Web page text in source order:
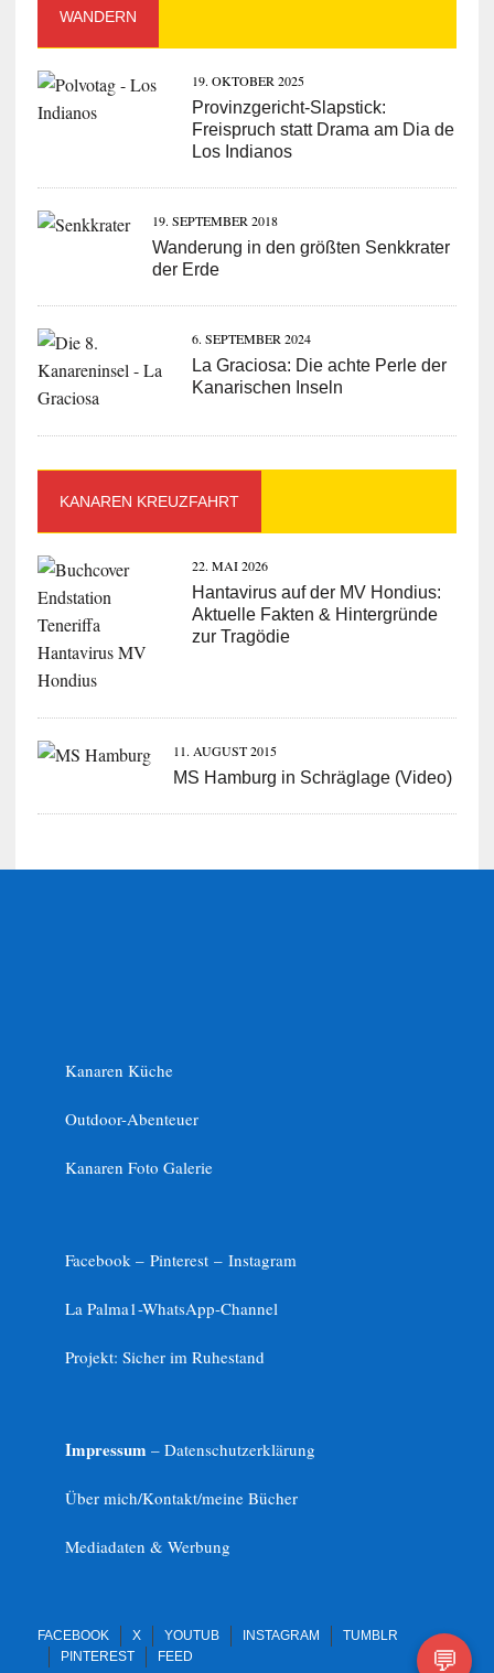
WANDERN
19. OKTOBER 2025
Provinzgericht-Slapstick:
Freispruch statt Drama am Dia de
Los Indianos
19. SEPTEMBER 2018
Wanderung in den größten Senkkrater
der Erde
6. SEPTEMBER 2024
La Graciosa: Die achte Perle der
Kanarischen Inseln
KANAREN KREUZFAHRT
22. MAI 2026
Hantavirus auf der MV Hondius:
Aktuelle Fakten & Hintergründe
zur Tragödie
11. AUGUST 2015
MS Hamburg in Schräglage (Video)
Kanaren Küche
Outdoor-Abenteuer
Kanaren Foto Galerie
Facebook – Pinterest – Instagram
La Palma1-WhatsApp-Channel
Projekt: Sicher im Ruhestand
Impressum – Datenschutzerklärung
Über mich/Kontakt/meine Bücher
Mediadaten & Werbung
FACEBOOK X YOUTUB INSTAGRAM
TUMBLR
PINTEREST
FEED 💬